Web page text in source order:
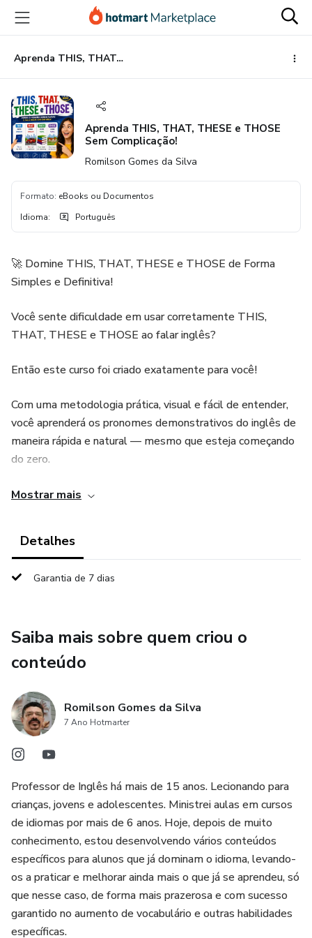
para
conteúdo
principal
para
pagamento
para
rodapé
Aprenda THIS, THAT, THESE e THOSE Sem Complicação!
Aprenda THIS, THAT, THESE e THOSE
Sem Complicação!
Romilson Gomes da Silva
Formato: eBooks ou Documentos
Idioma: Português
🚀 Domine THIS, THAT, THESE e THOSE de Forma
Simples e Definitiva!
Você sente dificuldade em usar corretamente THIS,
THAT, THESE e THOSE ao falar inglês?
Então este curso foi criado exatamente para você!
Com uma metodologia prática, visual e fácil de entender,
você aprenderá os pronomes demonstrativos do inglês de
maneira rápida e natural — mesmo que esteja começando
do zero.
📚 O que você vai aprender:
✅ Como usar no singular e no plural
✅ Estruturas corretas das frases
✅ Perguntas e respostas em inglês
✅ Exemplos reais e fáceis de memorizar
✅ Erros mais comuns e como evitá-los
✅ Explicações visuais e organizadas
🎯 O que você receberá:
📖 Material completo em imagens de alta qualidade
📝 Exercícios práticos para fixação
Mostrar mais
Detalhes
Garantia de 7 dias
Saiba mais sobre quem criou o
conteúdo
Romilson Gomes da Silva
7 Ano Hotmarter
Professor de Inglês há mais de 15 anos. Lecionando para
crianças, jovens e adolescentes. Ministrei aulas em cursos
de idiomas por mais de 6 anos. Hoje, depois de muito
conhecimento, estou desenvolvendo vários conteúdos
específicos para alunos que já dominam o idioma, levando-
os a praticar e melhorar ainda mais o que já se aprendeu, só
que nesse caso, de forma mais prazerosa e com sucesso
garantido no aumento de vocabulário e outras habilidades
específicas.